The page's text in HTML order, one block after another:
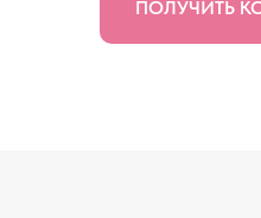
ПОЛУЧИТЬ